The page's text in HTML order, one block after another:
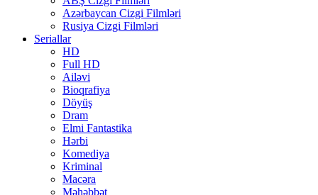
Azərbaycan Cizgi Filmləri
Rusiya Cizgi Filmləri
Seriallar
HD
Full HD
Ailəvi
Bioqrafiya
Döyüş
Dram
Elmi Fantastika
Hərbi
Komediya
Kriminal
Macəra
Məhəbbət